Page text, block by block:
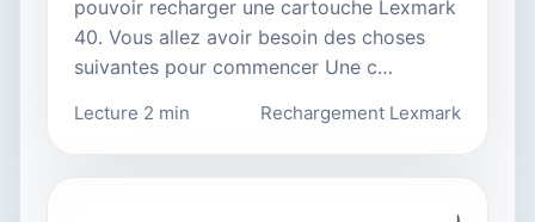
pouvoir recharger une cartouche Lexmark
40. Vous allez avoir besoin des choses
suivantes pour commencer Une c…
Lecture 2 min Rechargement Lexmark